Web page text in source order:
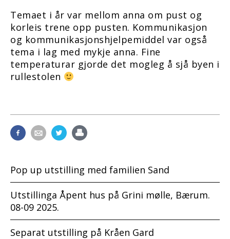
Pop up utstilling med familien Sand
Utstillinga Åpent hus på Grini mølle, Bærum.
08-09 2025.
Separat utstilling på Kråen Gard
Temaet i år var mellom anna om pust og
korleis trene opp pusten. Kommunikasjon
og kommunikasjonshjelpemiddel var også
tema i lag med mykje anna. Fine
temperaturar gjorde det mogleg å sjå byen i
rullestolen